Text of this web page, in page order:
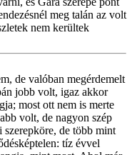
meg talán az volt
nem kerültek
de valóban megérdemelt
jobb volt, igaz akkor
most ott nem is merte
volt, de nagyon szép
szerepköre, de több mint
tíz évvel